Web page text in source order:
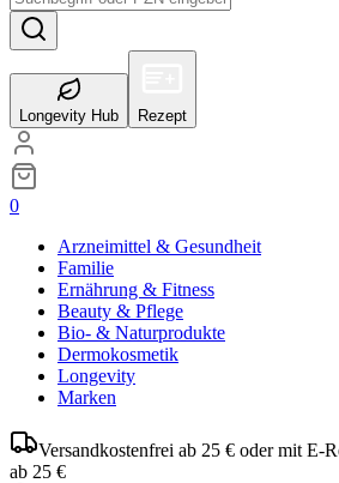
Longevity Hub Rezept
0
Arzneimittel & Gesundheit
Familie
Ernährung & Fitness
Beauty & Pflege
Bio- & Naturprodukte
Dermokosmetik
Longevity
Marken
Versandkostenfrei ab 25 € oder mit E-
ab 25 €